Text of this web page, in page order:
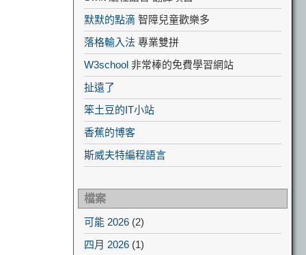
默默的點滴 智障兒童歡樂多
落格輸入法 專業雙拼
W3school 非常棒的免費學習網站
扯遠了
笨土豆的IT小站
香蕉的博客
斯威夫特編程語言
檔案
可能 2026 (2)
四月 2026 (1)